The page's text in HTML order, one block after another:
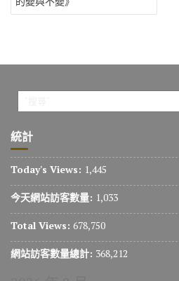
覽
統計
Today's Views: 1,445
今天網站訪客數量: 1,033
Total Views: 678,750
網站訪客數量總計: 368,212